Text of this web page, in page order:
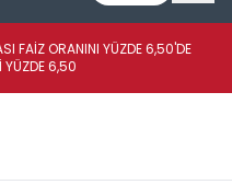
FAİZ ORANINI YÜZDE 6,50'DE
YÜZDE 6,50